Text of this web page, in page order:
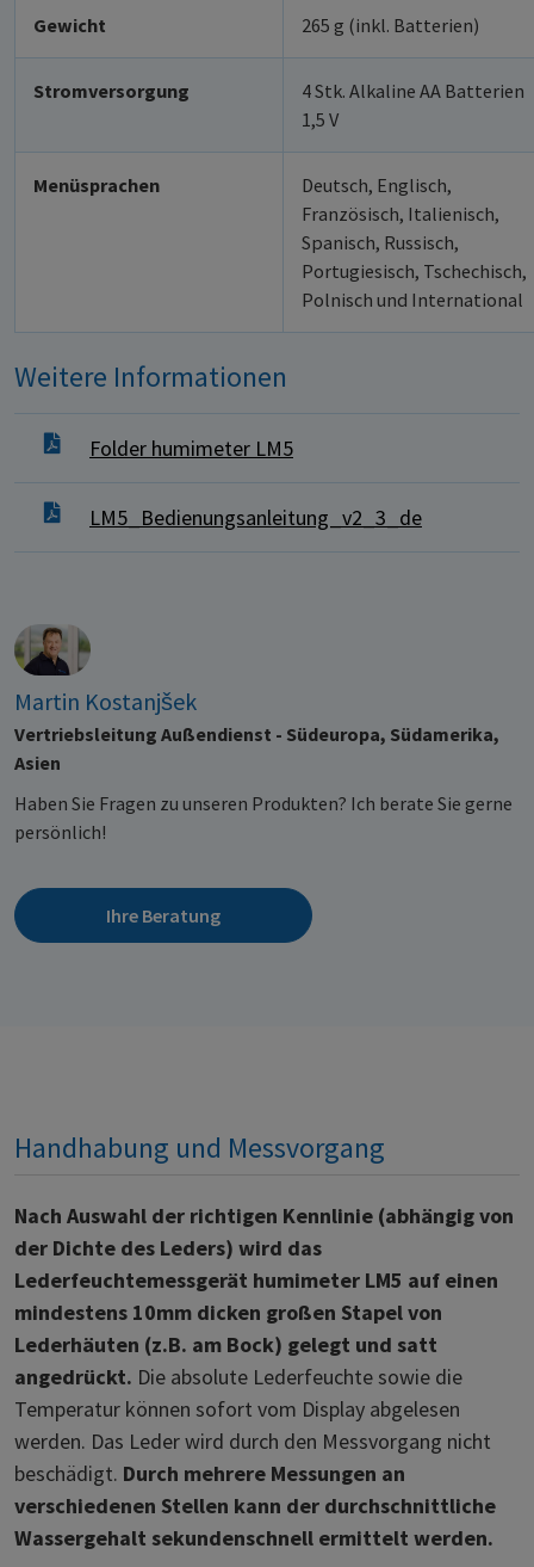
Gewicht 265 g (inkl. Batterien)
Stromversorgung
4 Stk. Alkaline AA Batterien
1,5 V
Menüsprachen
Deutsch, Englisch,
Französisch, Italienisch,
Spanisch, Russisch,
Portugiesisch, Tschechisch,
Polnisch und International
Weitere Informationen
Folder humimeter LM5
LM5_Bedienungsanleitung_v2_3_de
Martin Kostanjšek
Vertriebsleitung Außendienst - Südeuropa, Südamerika,
Asien
Haben Sie Fragen zu unseren Produkten? Ich berate Sie gerne
persönlich!
Ihre Beratung
Handhabung und Messvorgang
Nach Auswahl der richtigen Kennlinie (abhängig von
der Dichte des Leders) wird das
Lederfeuchtemessgerät humimeter LM5 auf einen
mindestens 10mm dicken großen Stapel von
Lederhäuten (z.B. am Bock) gelegt und satt
angedrückt. Die absolute Lederfeuchte sowie die
Temperatur können sofort vom Display abgelesen
werden. Das Leder wird durch den Messvorgang nicht
beschädigt. Durch mehrere Messungen an
verschiedenen Stellen kann der durchschnittliche
Wassergehalt sekundenschnell ermittelt werden.